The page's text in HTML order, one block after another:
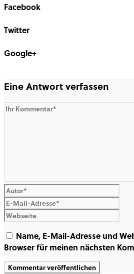
Facebook
Twitter
Google+
Eine Antwort verfassen
Name, E-Mail-Adresse und
Browser für meinen nächsten